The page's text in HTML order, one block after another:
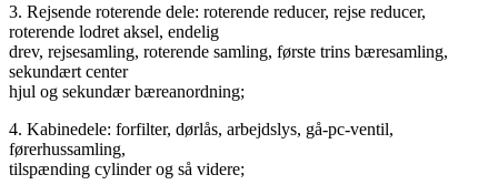
3. Rejsende roterende dele: roterende reducer, rejse reducer,
roterende lodret aksel, endelig
drev, rejsesamling, roterende samling, første trins bæresamling,
sekundært center
hjul og sekundær bæreanordning;
4. Kabinedele: forfilter, dørlås, arbejdslys, gå-pc-ventil,
førerhussamling,
tilspænding cylinder og så videre;